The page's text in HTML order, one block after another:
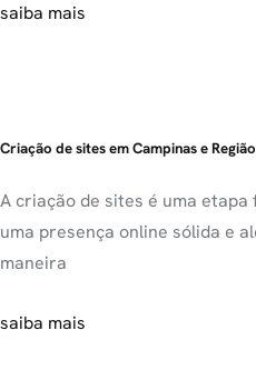
saiba mais
Criação de sites em Campinas e Região
A criação de sites é uma
uma presença online sólida e
maneira
saiba mais